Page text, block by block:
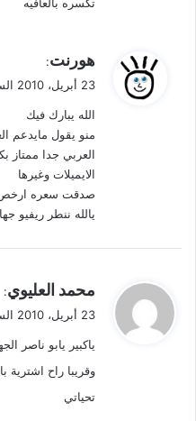
تكسره بالعافيه
ي
ق
ل
هورنت:
23 أبريل، 2010 الساعة 6:46 م
الله يبارك فيك
منو يقول مايدعم
العربي جدا ممتاز
الايميلات وغيرها
صدقت سعره ارخص
يالله ننطر ريفيو
ق
ل
محمد العليوي:
23 أبريل، 2010 الساعة 6:33 م
ياكبير يابو ناصر
وقريبا راح اشترية
تحياتي